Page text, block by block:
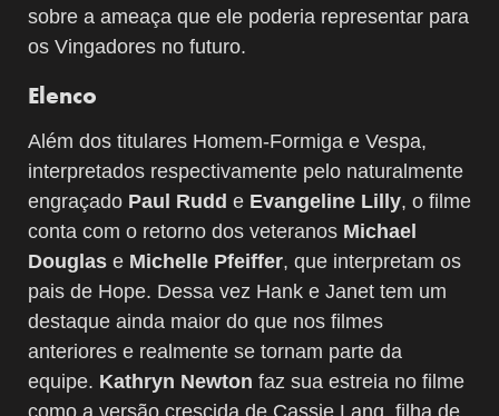
sobre a ameaça que ele poderia representar para
os Vingadores no futuro.
Elenco
Além dos titulares Homem-Formiga e Vespa,
interpretados respectivamente pelo naturalmente
engraçado Paul Rudd e Evangeline Lilly, o filme
conta com o retorno dos veteranos Michael
Douglas e Michelle Pfeiffer, que interpretam os
pais de Hope. Dessa vez Hank e Janet tem um
destaque ainda maior do que nos filmes
anteriores e realmente se tornam parte da
equipe. Kathryn Newton faz sua estreia no filme
como a versão crescida de Cassie Lang, filha de